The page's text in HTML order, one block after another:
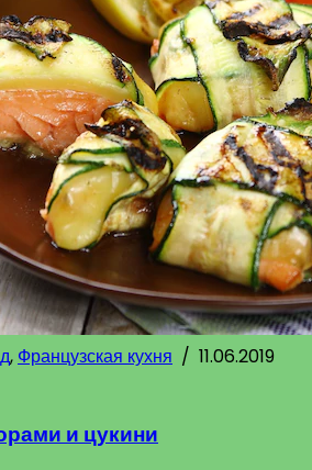
, Французская кухня / 11.06.2019
и цукини